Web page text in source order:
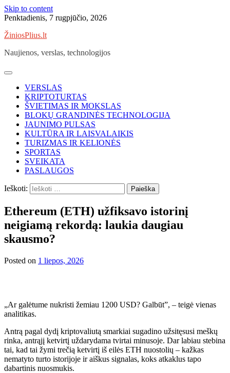
Skip to content
Penktadienis, 7 rugpjūčio, 2026
ŽiniosPlius.lt
Naujienos, verslas, technologijos
VERSLAS
KRIPTOTURTAS
ŠVIETIMAS IR MOKSLAS
BLOKŲ GRANDINĖS TECHNOLOGIJA
JAUNIMO PULSAS
KULTŪRA IR LAISVALAIKIS
TURIZMAS IR KELIONĖS
SPORTAS
SVEIKATA
PASLAUGOS
Ieškoti:
Ethereum (ETH) užfiksavo istorinį
neigiamą rekordą: laukia daugiau
skausmo?
Posted on 1 liepos, 2026
„Ar galėtume nukristi žemiau 1200 USD? Galbūt”, – teigė vienas
analitikas.
Antrą pagal dydį kriptovaliutą smarkiai sugadino užsitęsusi meškų
rinka, antrąjį ketvirtį uždarydama tvirtai minusoje. Dar labiau stebina
tai, kad tai žymi trečią ketvirtį iš eilės ETH nuostolių – kažkas
nematyto turto istorijoje ir aiškus signalas, koks atkaklus tapo
dabartinis nuosmukis.